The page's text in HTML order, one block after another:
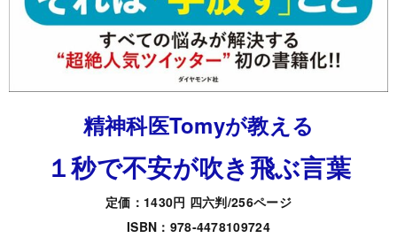
精神科医Tomyが教える
１秒で不安が吹き飛ぶ言葉
定価：1430円 四六判/256ページ
ISBN：978-4478109724